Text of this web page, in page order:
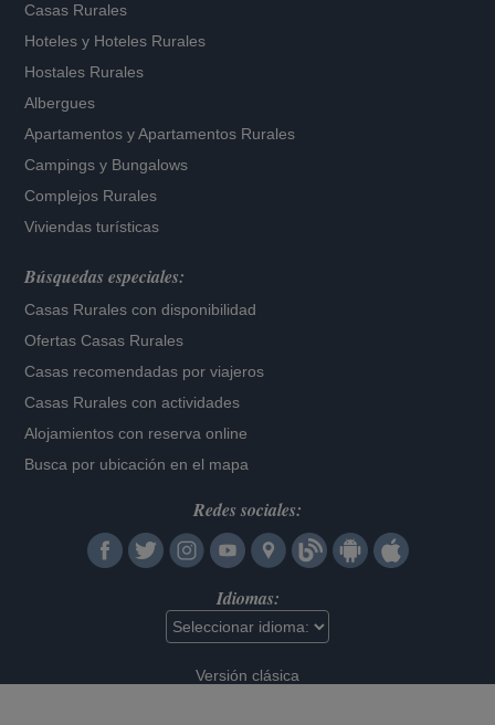
Casas Rurales
Hoteles y Hoteles Rurales
Hostales Rurales
Albergues
Apartamentos yApartamentos Rurales
Campings y Bungalows
Complejos Rurales
Viviendas turísticas
Búsquedas especiales:
Casas Rurales con disponibilidad
Ofertas Casas Rurales
Casas recomendadas por viajeros
Casas Rurales con actividades
Alojamientos con reserva online
Busca por ubicación en el mapa
Redes sociales:
Idiomas:
Versión clásica